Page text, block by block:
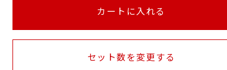
カートに入れる
セット数を変更する